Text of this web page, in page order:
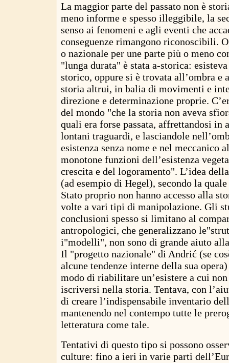
La maggior parte del passato non è
meno informe e spesso illeggibile, la
senso ai fenomeni e agli eventi che
conseguenze rimangono riconoscibili.
o nazionale per une parte più o meno
"lunga durata" è stata a-storica:
storico, oppure si è trovata all’ombra e
storia altrui, in balia di movimenti e
direzione e determinazione proprie.
del mondo "che la storia non aveva
quali era forse passata, affrettandosi in
lontani traguardi, e lasciandole
esistenza senza nome e nel meccanico
monotone funzioni dell’esistenza
crescita e del logoramento". L’idea
(ad esempio di Hegel), secondo la
Stato proprio non hanno accesso alla
volte a vari tipi di manipolazione. Gli
conclusioni spesso si limitano al
antropologici, che generalizzano
i"modelli", non sono di grande aiuto
Il "progetto nazionale" di Andrić (se
alcune tendenze interne della sua
modo di riabilitare un’esistere a cui
iscriversi nella storia. Tentava, con
di creare l’indispensabile inventario
mantenendo nel contempo tutte le
letteratura come tale.
Tentativi di questo tipo si possono
culture: fino a ieri in varie parti